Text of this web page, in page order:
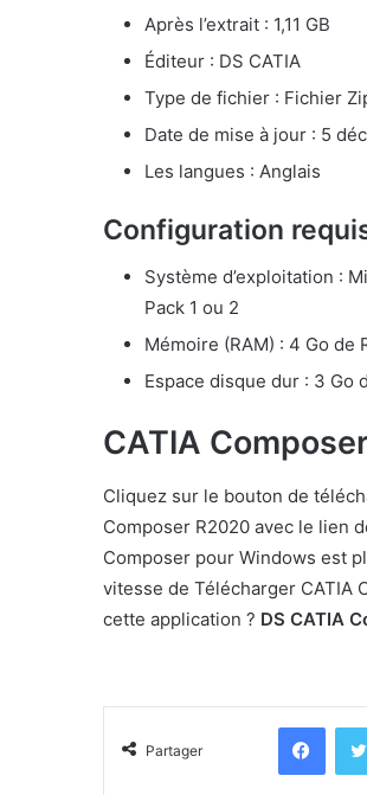
Après l’extrait : 1,11 GB
Éditeur : DS CATIA
Type de fichier : Fichier
Date de mise à jour : 5
Les langues : Anglais
Configuration
Système d’exploitation :
Pack 1 ou 2
Mémoire (RAM) : 4 Go
Espace disque dur : 3 Go
CATIA
Cliquez sur le bouton de
Composer R2020 avec le lien
Composer pour Windows est
vitesse de Télécharger CATIA
cette application ? DS CATIA
Partager